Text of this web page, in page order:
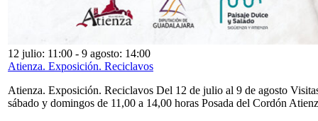
12 julio: 11:00 - 9 agosto: 14:00
Atienza. Exposición. Reciclavos
Atienza. Exposición. Reciclavos Del 12 de julio al 9 de agosto
sábado y domingos de 11,00 a 14,00 horas Posada del Cordón